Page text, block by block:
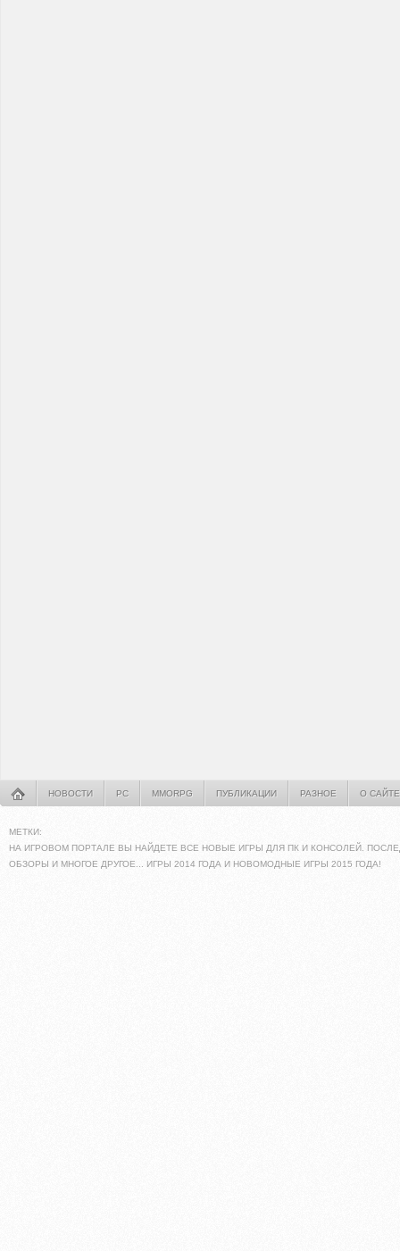
НОВОСТИ PC MMORPG ПУБЛИКАЦИИ РАЗНОЕ О САЙТЕ
МЕТКИ:
НА ИГРОВОМ ПОРТАЛЕ ВЫ НАЙДЕТЕ ВСЕ НОВЫЕ ИГРЫ ДЛЯ ПК И КОНСОЛЕЙ.
ОБЗОРЫ И МНОГОЕ ДРУГОЕ... ИГРЫ 2014 ГОДА И НОВОМОДНЫЕ ИГРЫ 2015 ГОДА!